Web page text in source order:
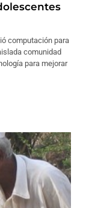
computación para
comunidad
para mejorar